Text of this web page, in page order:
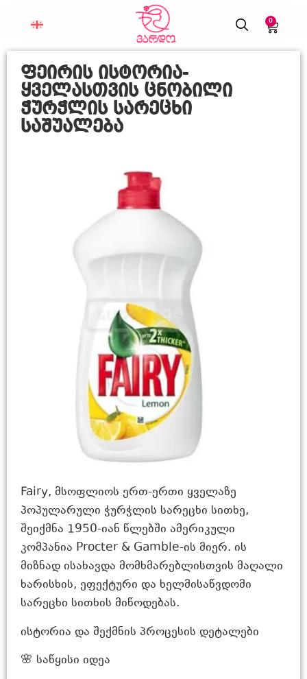
0
ფეირის ისტორია-
ყველასთვის ცნობილი
ჭურჭლის სარეცხი
საშუალება
Fairy, მსოფლიოს ერთ-ერთი ყველაზე
პოპულარული ჭურჭლის სარეცხი სითხე,
შეიქმნა 1950-იან წლებში ამერიკული
კომპანია Procter & Gamble-ის მიერ. ის
მიზნად ისახავდა მომხმარებლისთვის მაღალი
ხარისხის, ეფექტური და ხელმისაწვდომი
სარეცხი სითხის მიწოდებას.
ისტორია და შექმნის პროცესის დეტალები
🌸 საწყისი იდეა